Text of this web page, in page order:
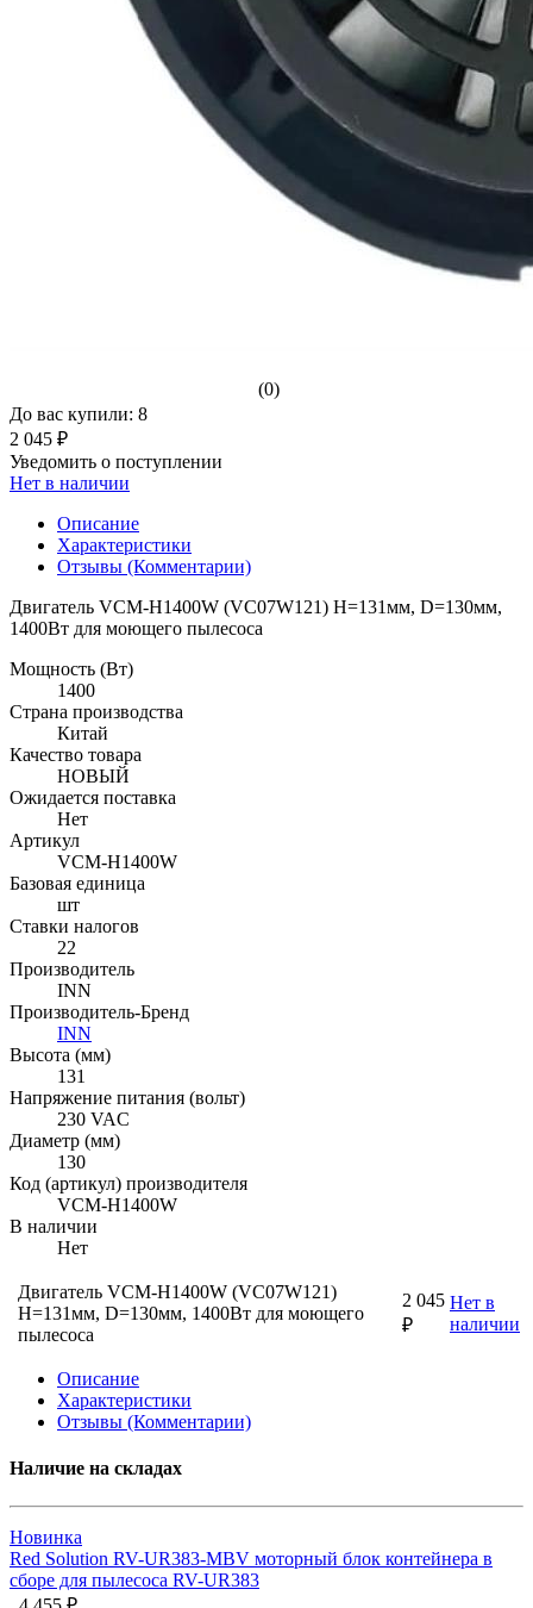
(0)
До вас купили: 8
2 045 ₽
Уведомить о поступлении
Нет в наличии
Описание
Характеристики
Отзывы (Комментарии)
Двигатель VCM-H1400W (VC07W121) H=131мм, D=130мм,
1400Вт для моющего пылесоса
Мощность (Вт)
1400
Страна производства
Китай
Качество товара
НОВЫЙ
Ожидается поставка
Нет
Артикул
VCM-H1400W
Базовая единица
шт
Ставки налогов
22
Производитель
INN
Производитель-Бренд
INN
Высота (мм)
131
Напряжение питания (вольт)
230 VAC
Диаметр (мм)
130
Код (артикул) производителя
VCM-H1400W
В наличии
Нет
Двигатель VCM-H1400W (VC07W121)
H=131мм, D=130мм, 1400Вт для моющего
пылесоса
2 045
₽
Нет в
наличии
Описание
Характеристики
Отзывы (Комментарии)
Наличие на складах
Новинка
Red Solution RV-UR383-MBV моторный блок контейнера в
сборе для пылесоса RV-UR383